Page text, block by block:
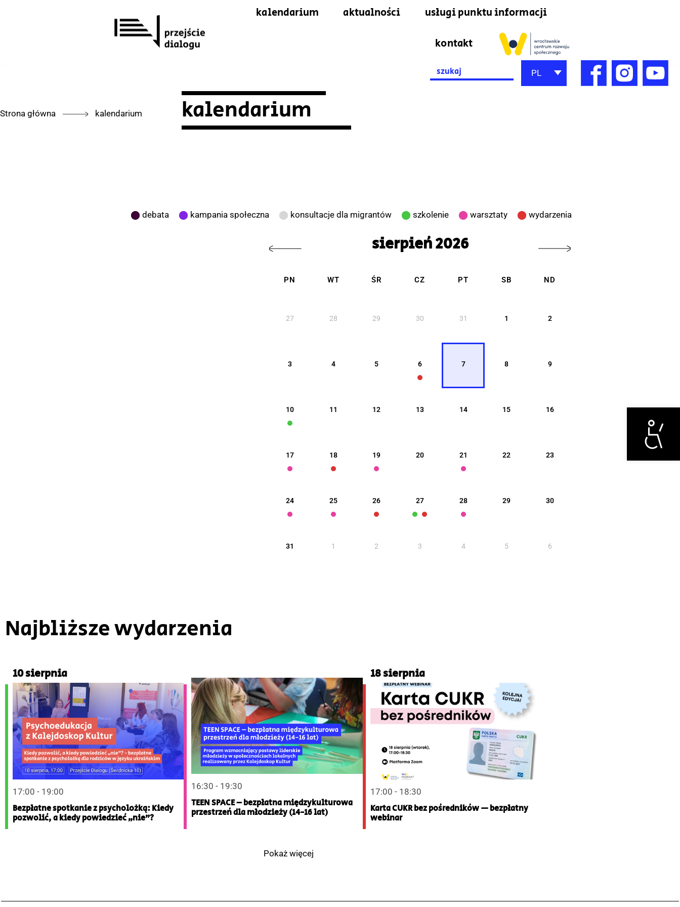
Otwórz
kalendarium aktualności usługi punktu informacji
kontakt
Search
for:
PL
Strona główna kalendarium kalendarium
⬤ debata ⬤ kampania społeczna ⬤ konsultacje dla migrantów ⬤ szkolenie ⬤ warsztaty ⬤ wydarzenia
sierpień 2026
PN WT ŚR CZ PT SB ND
27 28 29 30 31 1 2
3 4 5 6 7 8 9
10 11 12 13 14 15 16
17 18 19 20 21 22 23
24 25 26 27 28 29 30
31 1 2 3 4 5 6
Najbliższe wydarzenia
10 sierpnia
17:00 - 19:00
Bezpłatne spotkanie z psycholożką: Kiedy
pozwolić, a kiedy powiedzieć „nie”?
16:30 - 19:30
TEEN SPACE – bezpłatna międzykulturowa
przestrzeń dla młodzieży (14-16 lat)
18 sierpnia
17:00 - 18:30
Karta CUKR bez pośredników — bezpłatny
webinar
Pokaż więcej